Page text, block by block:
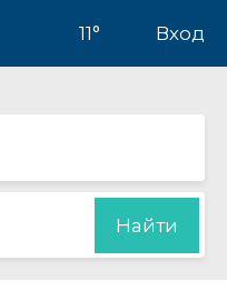
11° Вход
Найти